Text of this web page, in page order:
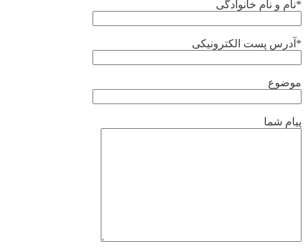
*نام و نام خانوادگی
*آدرس پست الکترونیکی
موضوع
پیام شما